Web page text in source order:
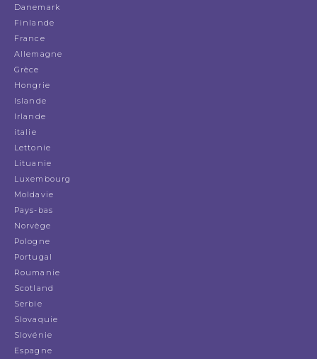
Danemark
Finlande
France
Allemagne
Grèce
Hongrie
Islande
Irlande
italie
Lettonie
Lituanie
Luxembourg
Moldavie
Pays-bas
Norvège
Pologne
Portugal
Roumanie
Scotland
Serbie
Slovaquie
Slovénie
Espagne